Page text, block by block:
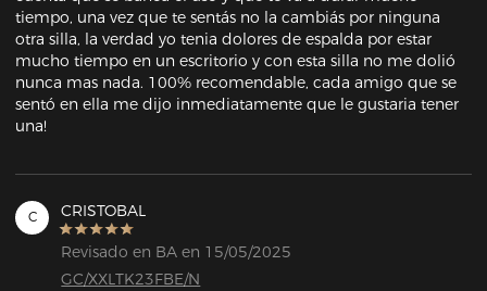
tiempo, una vez que te sentás no la cambiás por ninguna
otra silla, la verdad yo tenia dolores de espalda por estar
mucho tiempo en un escritorio y con esta silla no me dolió
nunca mas nada. 100% recomendable, cada amigo que se
sentó en ella me dijo inmediatamente que le gustaria tener
una!
C CRISTOBAL
Revisado en BA en 15/05/2025
GC/XXLTK23FBE/N